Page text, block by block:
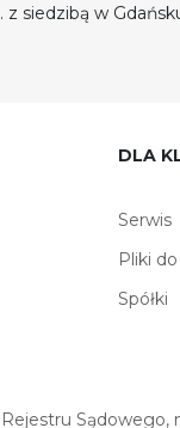
siedzibą w
DLA
Serwis
Pliki
Spółki